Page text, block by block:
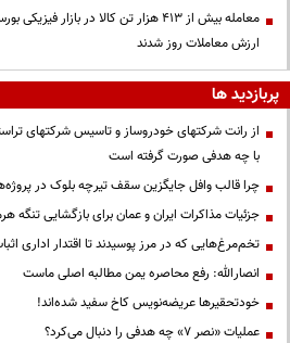
معامله بیش از ۴۱۳ هزار تن کالا در
ارزش معاملات روز شدند
پربازدید ها
از رانت‌ شرکتهای خودروساز و تاسیس شرکتهای
با چه هدفی صورت گرفته است
چرا قالب وافل جایگزین سقف تیرچه بلوک در
جزئیات مذاکرات ایران و عمان برای بازگشایی تنگه
تخم‌مرغ‌هایی که در مرز پوسیدند تا اقتدار اداری
انصارالله: رفع محاصره یمن مطالبه اصلی ماست
خودتحقیرها عریضه‌نویس کاخ سفید شده‌اند!
عملیات «نصر ۷» چه هدفی را دنبال می‌کرد؟